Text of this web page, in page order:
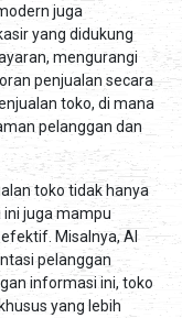
juga
yang didukung
mengurangi
penjualan secara
toko, di mana
pelanggan dan
toko tidak hanya
juga mampu
Misalnya, AI
pelanggan
informasi ini, toko
yang lebih